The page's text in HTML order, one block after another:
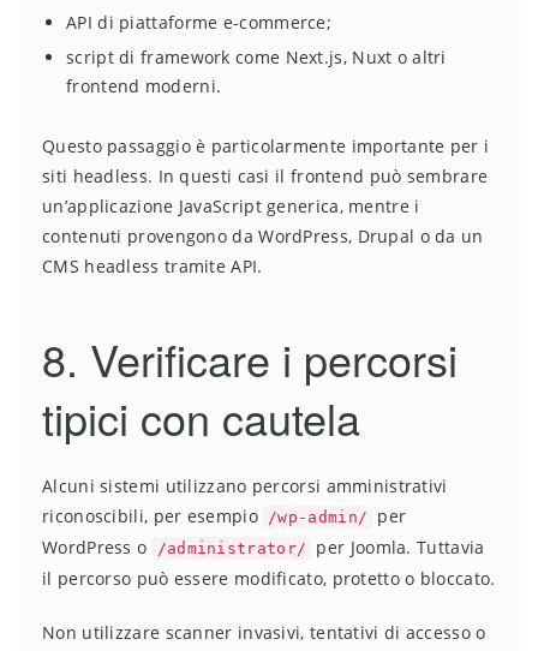
API di piattaforme e-commerce;
script di framework come Next.js, Nuxt o altri
frontend moderni.
Questo passaggio è particolarmente importante per i
siti headless. In questi casi il frontend può sembrare
un’applicazione JavaScript generica, mentre i
contenuti provengono da WordPress, Drupal o da un
CMS headless tramite API.
8. Verificare i percorsi
tipici con cautela
Alcuni sistemi utilizzano percorsi amministrativi
riconoscibili, per esempio /wp-admin/
per
WordPress o
/administrator/
per Joomla. Tuttavia
il percorso può essere modificato, protetto o bloccato.
Non utilizzare scanner invasivi, tentativi di accesso o